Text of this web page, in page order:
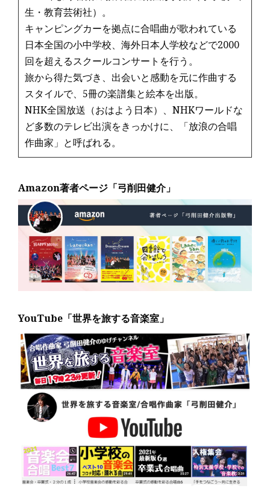
生・教育芸術社）。
キャンピングカーを拠点に合唱曲が歌われている
日本全国の小中学校、海外日本人学校などで2000
回を超えるスクールコンサートを行う。
旅から得た気づき、出会いと感動を元に作曲する
スタイルで、5冊の楽譜集と絵本を出版。
NHK全国放送（おはよう日本）、NHKワールドな
ど多数のテレビ出演をきっかけに、「放浪の合唱
作曲家」と呼ばれる。
Amazon著者ページ「弓削田健介」
YouTube「世界を旅する音楽室」